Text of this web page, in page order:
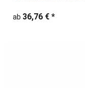
ab 36,76 € *